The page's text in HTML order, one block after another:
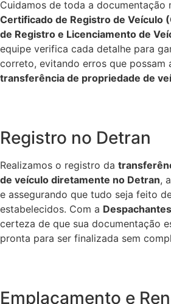
Cuidamos de toda a documentação
Certificado de Registro de Veículo
de Registro e Licenciamento de
equipe verifica cada detalhe para
correto, evitando erros que possam
transferência de propriedade de
Registro no Detran
Realizamos o registro da
de veículo diretamente no Detran,
e assegurando que tudo seja feito
estabelecidos. Com a
certeza de que sua documentação
pronta para ser finalizada sem
Emplacamento e